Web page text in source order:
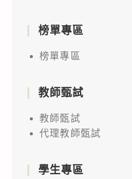
榜單專區
榜單專區
教師甄試
教師甄試
代理教師甄試
學生專區